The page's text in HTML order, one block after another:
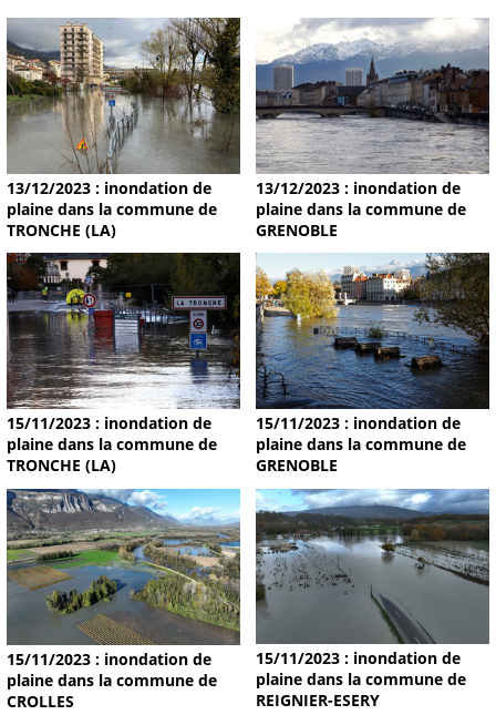
13/12/2023 : inondation de
plaine dans la commune de
TRONCHE (LA)
13/12/2023 : inondation de
plaine dans la commune de
GRENOBLE
15/11/2023 : inondation de
plaine dans la commune de
TRONCHE (LA)
15/11/2023 : inondation de
plaine dans la commune de
GRENOBLE
15/11/2023 : inondation de
plaine dans la commune de
CROLLES
15/11/2023 : inondation de
plaine dans la commune de
REIGNIER-ESERY